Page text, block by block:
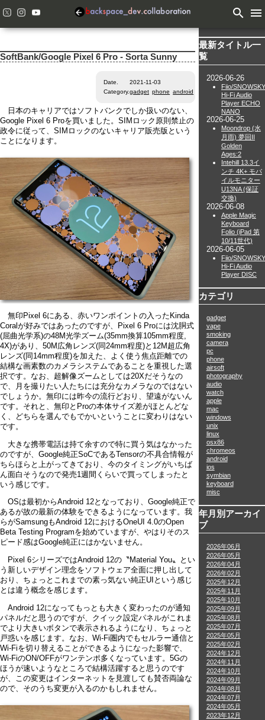
search menu
SoftBank/Google Pixel 6 Pro - Sorta Sunny
Date.
2021-11-03
Category.gadget phone android
日本のキャリアではソフトバンクでしか扱いのない、
Google Pixel 6 Proを買いました。SIMロック原則禁止の
政令に従って、SIMロックのないキャリア販売版という
ことになります。
無印Pixel 6にある、赤いワンポイントの入ったKinda
Coralが好みではあったのですが、Pixel 6 Proには沈胴式
(屈曲光学系)の48M光学ズーム(35mm換算105mm程度,
4X)があり、50M広角レンズ(同24mm程度)と12M超広角
レンズ(同14mm程度)を加えた、よく使う焦点距離での
結構な画素数のカメラシステムであることを重視した選
択です。なお、超解像ズームとしては20Xだそうなの
で、月を撮りたい人たちには充分なカメラなのではない
でしょうか。無印には昨今の流行どおり、望遠がないん
です。それと、無印とProの本体サイズ差がほとんどな
く、どちらを選んでもでかいということに変わりはない
です。
大きな携帯電話は持て余すので特に買う気はなかった
のですが、Google純正SoCであるTensorの不具合情報が
ちらほらと上がってきており、今のタイミングがいちば
ん面白そうなので発売1週間くらいで買ってしまったと
いう感じです。
OSは最初からAndroid 12となっており、Google純正で
あるが故の最新の体験をできるようになっています。我
らがSamsungもAndroid 12におけるOneUI 4.0のOpen
Beta Testing Programを始めていますが、やはりそのス
ピード感はGoogle純正にはかないません。
Pixel 6シリーズではAndroid 12の〝Material You〟とい
う新しいデザイン理念をソフトウェア全面に押し出して
おり、ちょっとこれまでの素っ気ない純正UIという感じ
とは違う概念を感じます。
Android 12になってもっとも大きく変わったのが通知
パネルだと思うのですが、クイック設定パネルがこれま
でより大きいボタンで表示されるようになり、ちょっと
戸惑いを感じます。なお、Wi-Fi圏内でもセルラー通信と
Wi-Fiを切り替えることができるようになった影響で、
Wi-FiのON/OFFがワンテンポ多くなっています。5Gの
ほうが速いようなところで結構活躍すると思うのです
が、この変更はインターネットを見渡しても賛否両論な
ので、そのうち変更が入るのかもしれません。
最新タイトル一
覧
2026-06-26
Fiio/SNOWSKY
Hi-Fi Audio
Player ECHO
NANO
2026-06-25
Moondrop (水
月雨) 夢回II
Golden
Ages:2
Intehill 13.3イ
ンチ 4K+ モバ
イルモニター
U13NA (保証
交換)
2026-06-08
Apple Magic
Keyboard
Folio (iPad 第
10/11世代)
2026-06-05
Fiio/SNOWSKY
Hi-Fi Audio
Player DISC
カテゴリ
gadget
vape
smoking
camera
pc
phone
airsoft
photography
audio
watch
apple
mac
windows
unix
linux
osx86
chromeos
android
ios
symbian
keyboard
misc
年月別アーカイ
ブ
2026年06月
2026年05月
2026年04月
2026年02月
2025年12月
2025年11月
2025年10月
2025年09月
2025年08月
2025年07月
2025年05月
2025年02月
2024年12月
2024年11月
2024年10月
2024年09月
2024年08月
2024年07月
2024年05月
2023年12月